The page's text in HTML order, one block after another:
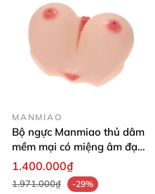
MANMIAO
Bộ ngực Manmiao thủ dâm
mềm mại có miệng âm đạo
thật
1.400.000₫
1.971.000₫
-29%